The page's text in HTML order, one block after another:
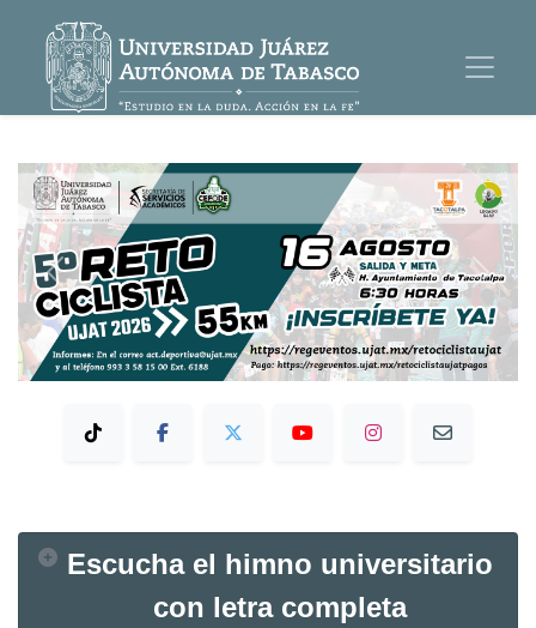
Previous Next
Escucha el himno universitario
con letra completa